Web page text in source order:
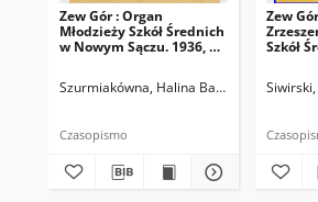
Zew Gór : Organ
Młodzieży Szkół Średnich
w Nowym Sączu. 1936, R.
Szurmiakówna, Halina Barbara (1920-
Czasopismo
Zew
Szkół
Siwirski,